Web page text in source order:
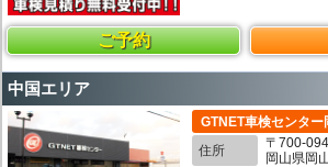
ご予約
中国エリア
GTNET車検センター
住所
〒700-
岡山県岡